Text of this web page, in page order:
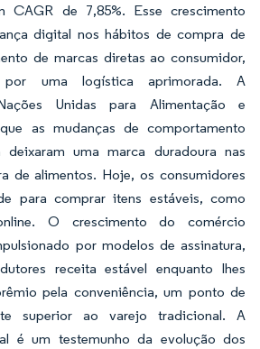
CAGR de 7,85%. Esse crescimento
digital nos hábitos de compra de
de marcas diretas ao consumidor,
uma logística aprimorada. A
Unidas para Alimentação e
as mudanças de comportamento
uma marca duradoura nas
de alimentos. Hoje, os consumidores
para comprar itens estáveis, como
O crescimento do comércio
por modelos de assinatura,
receita estável enquanto lhes
pela conveniência, um ponto de
superior ao varejo tradicional. A
é um testemunho da evolução dos